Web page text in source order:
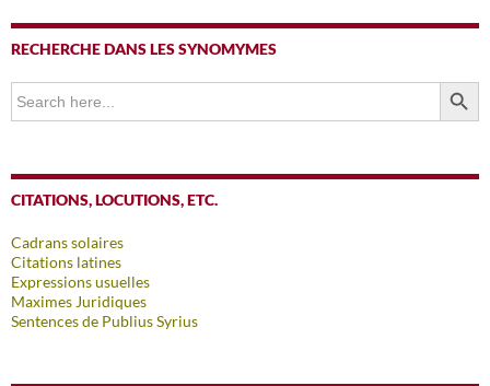
RECHERCHE DANS LES SYNOMYMES
Search
for:
SEARCH
CITATIONS, LOCUTIONS, ETC.
Cadrans solaires
Citations latines
Expressions usuelles
Maximes Juridiques
Sentences de Publius Syrius